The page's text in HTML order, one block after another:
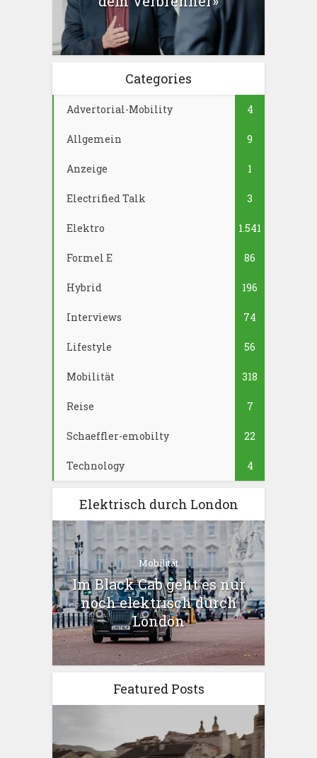
Categories
Advertorial-Mobility 4
Allgemein 9
Anzeige 1
Electrified Talk 3
Elektro 1.541
Formel E 86
Hybrid 196
Interviews 74
Lifestyle 56
Mobilität 318
Reise 7
Schaeffler-emobilty 22
Technology 4
Elektrisch durch London
Mobilität
Im Black Cab geht es nur
noch elektrisch durch
London
Featured Posts